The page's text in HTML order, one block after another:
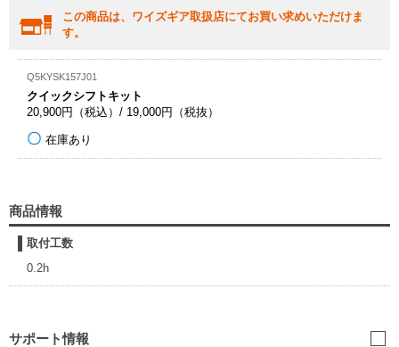
この商品は、ワイズギア取扱店にてお買い求めいただけま
す。
Q5KYSK157J01
クイックシフトキット
20,900円（税込）/ 19,000円（税抜）
在庫あり
商品情報
取付工数
0.2h
サポート情報